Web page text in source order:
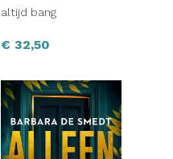
altijd bang
€ 32,50